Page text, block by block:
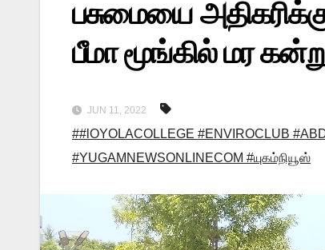
பசுமையை
பீமா மூங்கில் மர
JUN 11, 2022
##lOYOLACOLLEGE #ENVIROCLUB
#YUGAMNEWSONLINECOM #யுகம்நியூஸ்